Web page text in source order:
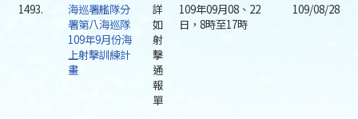
1493.
海巡署艦隊分
署第八海巡隊
109年9月份海
上射擊訓練計
畫
詳
如
射
擊
通
報
單
109年09月08、22
日，8時至17時
109/08/28